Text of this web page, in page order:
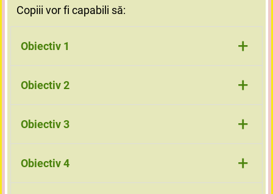
Copiii vor fi capabili să:
Obiectiv 1 +
recunoască și numească diferite mijloace de
transport;
Obiectiv 2 +
clasifice mijloacele de transport după un criteriu (unde
circulă, mărime, număr de roți etc.);
Obiectiv 3 +
numere corect obiecte până la 10 (roți, geamuri, pasageri
etc.);
Obiectiv 4 +